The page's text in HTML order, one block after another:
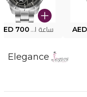
ساعة البوليس PEWJG2227302 700
Elegance